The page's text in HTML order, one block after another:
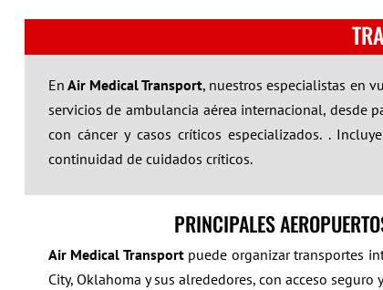
En Air Medical Transport, nuestros especialistas en
servicios de ambulancia aérea internacional, desde
con cáncer y casos críticos especializados. .
continuidad de cuidados críticos.
PRINCIPALES
Air Medical Transportpuede organizar transportes
City, Oklahoma y sus alrededores, con acceso